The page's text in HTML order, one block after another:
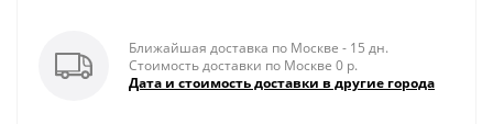
Ближайшая доставка по Москве - 15 дн.
Стоимость доставки по Москве 0 р.
Дата и стоимость доставки в другие города